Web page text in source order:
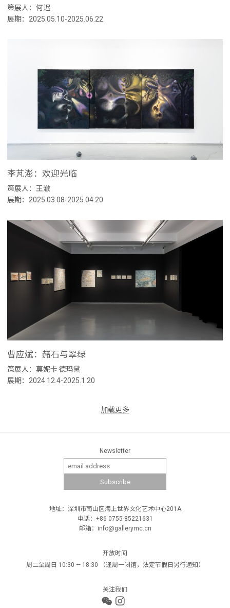
策展人：何迟
展期：2025.05.10-2025.06.22
李芃澎：欢迎光临
策展人：王澈
展期：2025.03.08-2025.04.20
曹应斌：赭石与翠绿
策展人：莫妮卡·德玛黛
展期：2024.12.4-2025.1.20
加载更多
Newsletter
地址：深圳市南山区海上世界文化艺术中心201A
电话：+86 0755-85221631
邮箱：info@gallerymc.cn
开放时间
周二至周日 10:30 — 18:30 （逢周一闭馆，法定节假日另行通知）
关注我们